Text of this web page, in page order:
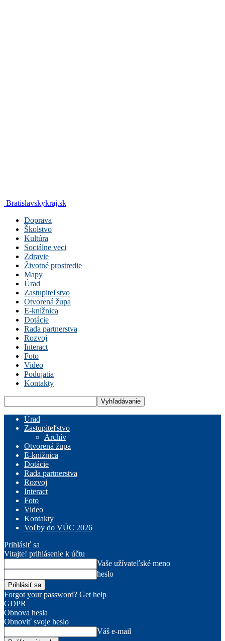
Bratislavskykraj.sk
Doprava
Školstvo
Kultúra
Sociálne veci
Zdravie
Životné prostredie
Mapy
Úrad
Zastupiteľstvo
Otvorená župa
E-knižnica
Dotácie
Rada partnerstva
Rozvoj
Interact
Foto
Video
Podujatia
Kontakty
Úrad
Zastupiteľstvo
Archív
Otvorená župa
E-knižnica
Dotácie
Rada partnerstva
Rozvoj
Interact
Foto
Video
Kontakty
Voľby do VÚC 2026
Prihlásiť sa
Vitajte! prihlásenie k účtu
Vaše užívateľské meno
heslo
Forgot your password? Get help
GDPR
Obnova hesla
Obnoviť svoje heslo
Váš e-mail